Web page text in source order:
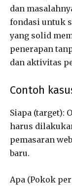
dan
fondasi untuk
yang solid
penerapan
dan aktivitas
Contoh
Siapa (target):
harus
pemasaran
baru.
Apa (Pokok